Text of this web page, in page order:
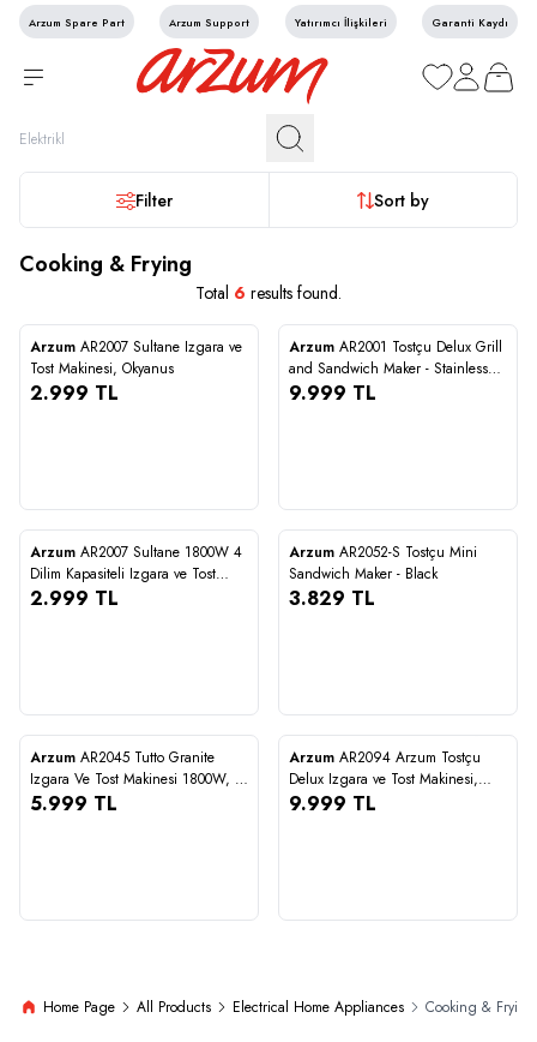
Arzum Spare Part Arzum Support Yatırımcı İlişkileri Garanti Kaydı
My Favorites
My Account
My Cart
Filter Sort by
Cooking & Frying
Total 6 results found.
Compare
Arzum AR2007 Sultane Izgara ve
Tost Makinesi, Okyanus
2.999 TL
Compare
Arzum AR2001 Tostçu Delux Grill
and Sandwich Maker - Stainless
Steel
9.999 TL
+2
Compare
Arzum AR2007 Sultane 1800W 4
Dilim Kapasiteli Izgara ve Tost
Makinesi, 180° Açılır Gövde,
2.999 TL
+3
Compare
Arzum AR2052-S Tostçu Mini
Sandwich Maker - Black
3.829 TL
+2
Compare
Arzum AR2045 Tutto Granite
Izgara Ve Tost Makinesi 1800W, 4
Dilim Kapasiteli, Siyah
5.999 TL
Compare
Arzum AR2094 Arzum Tostçu
Delux Izgara ve Tost Makinesi,
Sorgül Buğdayı
9.999 TL
Home Page All Products Electrical Home Appliances Cooking & Frying